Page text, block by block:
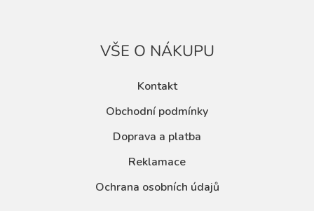
VŠE O NÁKUPU
Kontakt
Obchodní podmínky
Doprava a platba
Reklamace
Ochrana osobních údajů